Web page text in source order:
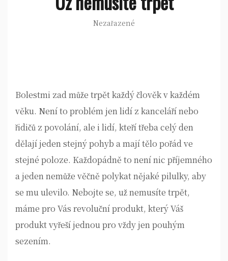
Nezařazené
Bolestmi zadmůže trpět každý člověk v každém
věku. Není to problém jen lidí z kanceláří nebo
řidičů z povolání, ale i lidí, kteří třeba celý den
dělají jeden stejný pohyb a mají tělo pořád ve
stejné poloze. Každopádně to není nic příjemného
a jeden nemůže věčně polykat nějaké pilulky, aby
se mu ulevilo. Nebojte se, už nemusíte trpět,
máme pro Vás revoluční produkt, který Váš
produkt vyřeší jednou pro vždy jen pouhým
sezením.